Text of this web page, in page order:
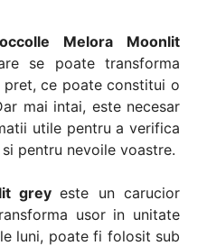
Melora Moonlit
se poate transforma
ce poate constitui o
mai intai, este necesar
utile pentru a verifica
pentru nevoile voastre.
greyeste un carucior
usor in unitate
luni, poate fi folosit sub